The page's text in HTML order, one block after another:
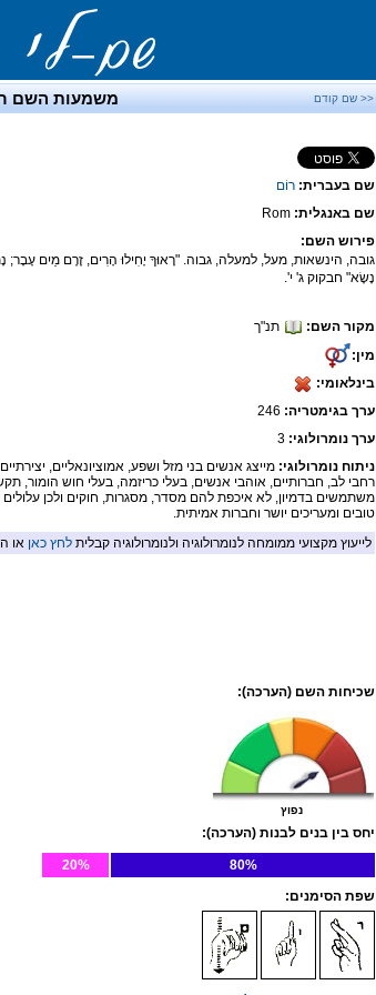
<< שם קודם משמעות השם
שם בעברית: רוֹם
שם באנגלית: Rom
פירוש השם:
גובה, הינשאות, מעל, למעלה, גבוה. "רָאוּךָ יָחִילוּ הָרִים, זֶרֶם מַיִם עָבָר;
נָשָׂא" חבקוק ג' י'.
מקור השם:
תנ"ך
מין:
בינלאומי:
ערך בגימטריה:
ערך נומרולוגי: 3
ניתוח נומרולוגי: מייצג אנשים בני מזל ושפע, אמוציונאליים,
רחבי לב, חברותיים, אוהבי אנשים, בעלי כריזמה, בעלי חוש הומור,
משתמשים בדמיון, לא איכפת להם מסדר, מסגרות, חוקים ולכן עלולים
טובים ומעריכים יושר וחברות אמיתית.
לייעוץ מקצועי ממומחה לנומרולוגיה ולנומרולוגיה קבלית לחץ כאן או
שכיחות השם (הערכה):
נפוץ
יחס בין בנים לבנות (הערכה):
80%
20%
שפת הסימנים: